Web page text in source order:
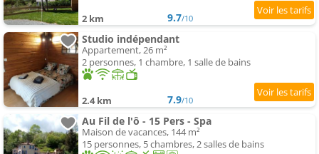
2 km 9.7/10
Studio indépendant
Appartement, 26 m²
2 personnes, 1 chambre, 1 salle de bains
2.4 km 7.9/10
Au Fil de l'ô - 15 Pers - Spa
Maison de vacances, 144 m²
15 personnes, 5 chambres, 2 salles de bains